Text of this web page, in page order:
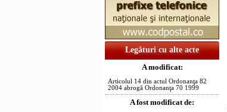
Legături cu alte acte
A modificat:
Articolul 14 din actul Ordonanţa 82
2004 abrogă Ordonanţa 70 1999
A fost modificat de: